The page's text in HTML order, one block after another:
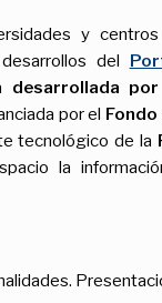
y
del
desarrollada
por el
tecnológico de la
la